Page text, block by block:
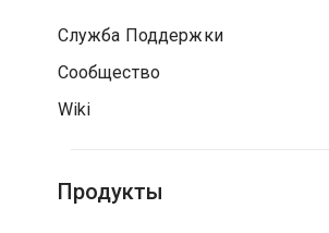
Служба Поддержки
Сообщество
Wiki
Продукты